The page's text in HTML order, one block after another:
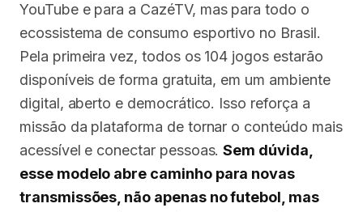
YouTube e para a CazéTV, mas para todo o
ecossistema de consumo esportivo no Brasil.
Pela primeira vez, todos os 104 jogos estarão
disponíveis de forma gratuita, em um ambiente
digital, aberto e democrático. Isso reforça a
missão da plataforma de tornar o conteúdo mais
acessível e conectar pessoas.Sem dúvida,
esse modelo abre caminho para novas
transmissões, não apenas no futebol, mas